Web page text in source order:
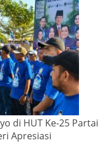
di HUT Ke-25 Partai
Apresiasi